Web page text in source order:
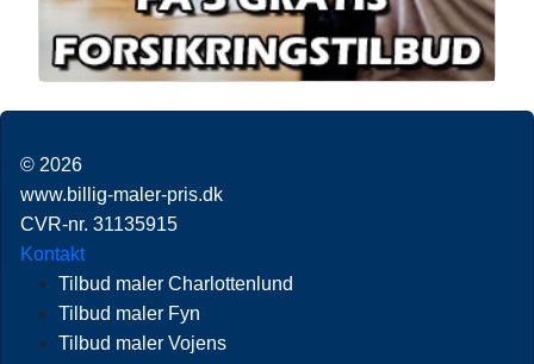
© 2026
www.billig-maler-pris.dk
CVR-nr. 31135915
Kontakt
Tilbud maler Charlottenlund
Tilbud maler Fyn
Tilbud maler Vojens